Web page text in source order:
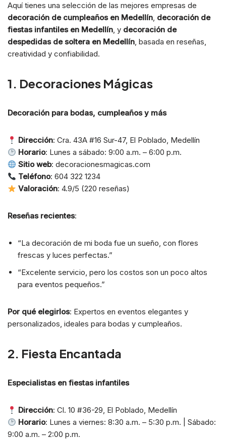
Aquí tienes una selección de las mejores empresas de
decoración de cumpleaños en Medellín, decoración de
fiestas infantiles en Medellín, y decoración de
despedidas de soltera en Medellín, basada en reseñas,
creatividad y confiabilidad.
1. Decoraciones Mágicas
Decoración para bodas, cumpleaños y más
Dirección: Cra. 43A #16 Sur-47, El Poblado, Medellín
Horario: Lunes a sábado: 9:00 a.m. – 6:00 p.m.
Sitio web: decoracionesmagicas.com
Teléfono: 604 322 1234
Valoración: 4.9/5 (220 reseñas)
Reseñas recientes:
“La decoración de mi boda fue un sueño, con flores
frescas y luces perfectas.”
“Excelente servicio, pero los costos son un poco altos
para eventos pequeños.”
Por qué elegirlos: Expertos en eventos elegantes y
personalizados, ideales para bodas y cumpleaños.
2. Fiesta Encantada
Especialistas en fiestas infantiles
Dirección: Cl. 10 #36-29, El Poblado, Medellín
Horario: Lunes a viernes: 8:30 a.m. – 5:30 p.m. | Sábado:
9:00 a.m. – 2:00 p.m.